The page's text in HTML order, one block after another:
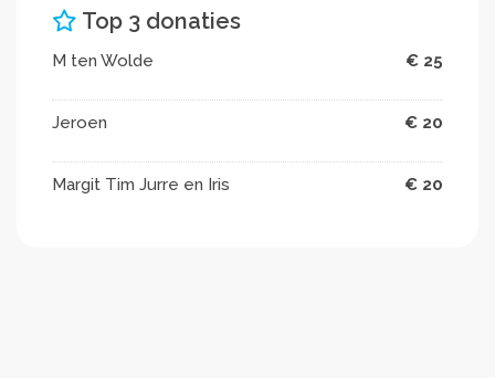
Top 3 donaties
M ten Wolde € 25
Jeroen € 20
Margit Tim Jurre en Iris € 20